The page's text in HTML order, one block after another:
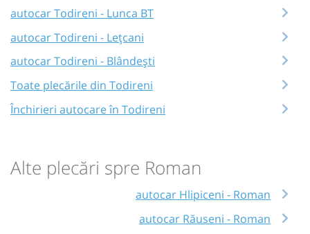
autocar Todireni - Lunca BT
autocar Todireni - Lețcani
autocar Todireni - Blândești
Toate plecările din Todireni
Închirieri autocare în Todireni
Alte plecări spre Roman
autocar Hlipiceni - Roman
autocar Răuseni - Roman